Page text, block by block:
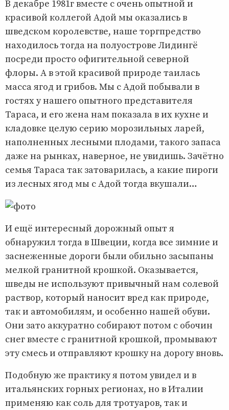
В декабре 1981г вместе с очень опытной и
красивой коллегой Адой мы оказались в
шведском королевстве, наше торгпредство
находилось тогда на полуострове Лидингё
посреди просто офигительной северной
флоры. А в этой красивой природе таилась
масса ягод и грибов. Мы с Адой побывали в
гостях у нашего опытного представителя
Тараса, и его жена нам показала в их кухне и
кладовке целую серию морозильных ларей,
наполненных лесными плодами, такого запаса
даже на рынках, наверное, не увидишь. Зачётно
семья Тараса так затоварилась, а какие пироги
из лесных ягод мы с Адой тогда вкушали…
И ещё интересный дорожный опыт я
обнаружил тогда в Швеции, когда все зимние и
заснеженные дороги были обильно засыпаны
мелкой гранитной крошкой. Оказывается,
шведы не используют привычный нам солевой
раствор, который наносит вред как природе,
так и автомобилям, и особенно нашей обуви.
Они зато аккуратно собирают потом с обочин
снег вместе с гранитной крошкой, промывают
эту смесь и отправляют крошку на дорогу вновь.
Подобную же практику я потом увидел и в
итальянских горных регионах, но в Италии
применяю как соль для тротуаров, так и